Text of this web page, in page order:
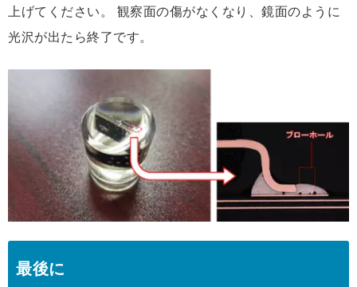
上げてください。 観察面の傷がなくなり、鏡面のように
光沢が出たら終了です。
最後に